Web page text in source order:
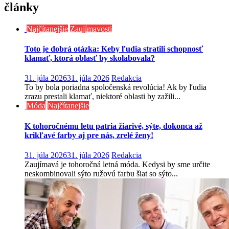
články
Najčítanejšie Zaujímavosti
Toto je dobrá otázka: Keby ľudia stratili schopnosť
klamať, ktorá oblasť by skolabovala?
31. júla 202631. júla 2026 Redakcia
To by bola poriadna spoločenská revolúcia! Ak by ľudia
zrazu prestali klamať, niektoré oblasti by zažili...
Móda Najčítanejšie
K tohoročnému letu patria žiarivé, sýte, dokonca až
krikľavé farby aj pre nás, zrelé ženy!
31. júla 202631. júla 2026 Redakcia
Zaujímavá je tohoročná letná móda. Kedysi by sme určite
neskombinovali sýto ružovú farbu šiat so sýto...